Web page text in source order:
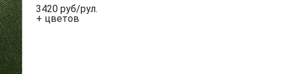
3420 руб/рул.
+ цветов